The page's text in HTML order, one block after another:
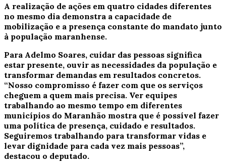
A realização de ações em quatro cidades diferentes
no mesmo dia demonstra a capacidade de
mobilização e a presença constante do mandato junto
à população maranhense.
Para Adelmo Soares, cuidar das pessoas significa
estar presente, ouvir as necessidades da população e
transformar demandas em resultados concretos.
“Nosso compromisso é fazer com que os serviços
cheguem a quem mais precisa. Ver equipes
trabalhando ao mesmo tempo em diferentes
municípios do Maranhão mostra que é possível fazer
uma política de presença, cuidado e resultados.
Seguiremos trabalhando para transformar vidas e
levar dignidade para cada vez mais pessoas”,
destacou o deputado.